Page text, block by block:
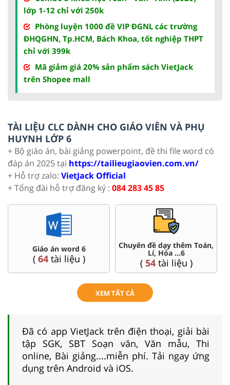
lớp 1-12 chỉ với 250k
Phòng luyện 1000 đề VIP ĐGNL các trường
ĐHQGHN, Tp.HCM, Bách Khoa, tốt nghiệp THPT
chỉ với 399k
Mã giảm giá 20% sản phẩm sách VietJack
trên Shopee mall
TÀI LIỆU CLC DÀNH CHO GIÁO VIÊN VÀ PHỤ
HUYNH LỚP 6
+ Bộ giáo án, bài giảng powerpoint, đề thi file word có
đáp án 2025 tại https://tailieugiaovien.com.vn/
+ Hỗ trợ zalo: VietJack Official
+ Tổng đài hỗ trợ đăng ký : 084 283 45 85
Giáo án word 6
( 64tài liệu )
Chuyên đề dạy thêm Toán,
Lí, Hóa ...6
( 54tài liệu )
XEM TẤT CẢ
Đã có app VietJack trên điện thoại, giải bài
tập SGK, SBT Soạn văn, Văn mẫu, Thi
online, Bài giảng....miễn phí. Tải ngay ứng
dụng trên Android và iOS.